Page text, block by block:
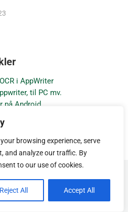
browsing experience, serve
and analyze our traffic. By
to our use of cookies.
Reject All Accept All
i AppWriter
til PC mv.
på Android
iphone/ipad og indstillinger
SOSUhjælp.